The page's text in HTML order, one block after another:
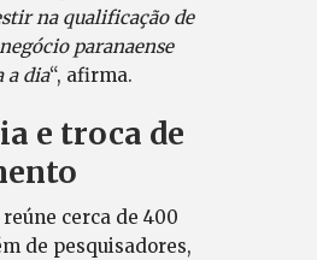
na qualificação de
paranaense
a dia“, afirma.
e troca de
cerca de 400
de pesquisadores,